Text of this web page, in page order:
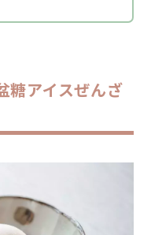
糖アイスぜんざ